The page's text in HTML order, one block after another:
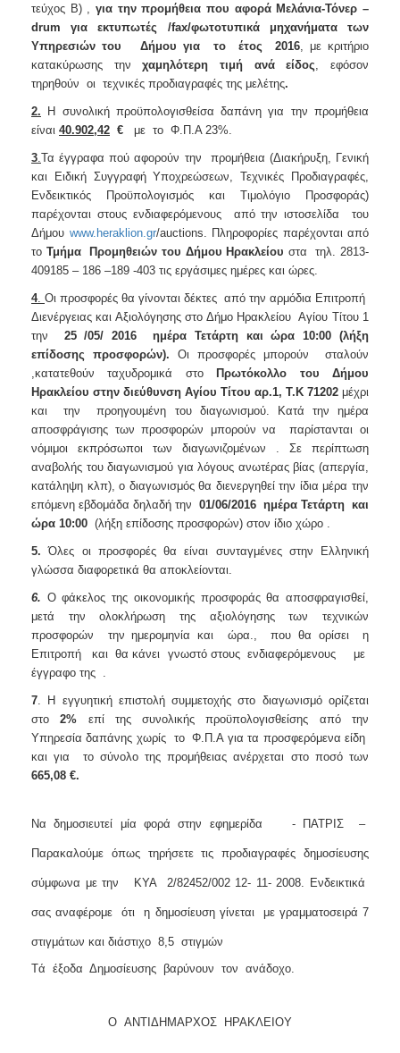
τεύχος B) , για την προμήθεια που αφοράΜελάνια-Τόνερ –
drum
για εκτυπωτές /fax/φωτοτυπικά
μηχανήματα των
Υπηρεσιώντου Δήμου για το έτος 2016, με κριτήριο
κατακύρωσης τηνχαμηλότερη τιμή ανά είδος , εφόσον
τηρηθούν οι τεχνικές προδιαγραφές της μελέτης.
2. Η συνολική προϋπολογισθείσα δαπάνη για την προμήθεια
είναι 40.902,42 € με το Φ.Π.Α 23%.
3 Τα έγγραφα πού αφορούν την προμήθεια (Διακήρυξη, Γενική
και Ειδική Συγγραφή Υποχρεώσεων, Τεχνικές Προδιαγραφές,
Ενδεικτικός Προϋπολογισμός και Τιμολόγιο Προσφοράς)
παρέχονται στους ενδιαφερόμενους από την ιστοσελίδα του
Δήμου www.heraklion.gr/auctions. Πληροφορίες παρέχονται από
το Τμήμα Προμηθειών του Δήμου Ηρακλείου στα τηλ. 2813-
409185 – 186 –189 -403 τις εργάσιμες ημέρες και ώρες.
4. Οι προσφορές θα γίνονται δέκτες από την αρμόδια Επιτροπή
Διενέργειας και Αξιολόγησης στο Δήμο Ηρακλείου Αγίου Τίτου 1
την
25 /05/ 2016 ημέρα Τετάρτη και ώρα 10:00 (λήξη
επίδοσης προσφορών). Οι προσφορές μπορούν σταλούν
,κατατεθούν ταχυδρομικά στοΠρωτόκολλο του Δήμου
Ηρακλείου στην διεύθυνση Αγίου Τίτου αρ.1, Τ.Κ 71202 μέχρι
και την προηγουμένη του διαγωνισμού. Κατά την ημέρα
αποσφράγισης των προσφορών μπορούν να παρίστανται οι
νόμιμοι εκπρόσωποι των διαγωνιζομένων . Σε περίπτωση
αναβολής του διαγωνισμού για λόγους ανωτέρας βίας (απεργία,
κατάληψη κλπ), ο διαγωνισμός θα διενεργηθεί την ίδια μέρα την
επόμενη εβδομάδα δηλαδή την 01/06/2016 ημέρα Τετάρτη και
ώρα 10:00 (λήξη επίδοσης προσφορών) στον ίδιο χώρο .
5. Όλες οι προσφορές θα είναι συνταγμένες στην Ελληνική
γλώσσα διαφορετικά θα αποκλείονται.
6. Ο φάκελος της οικονομικής προσφοράς θα αποσφραγισθεί,
μετά την ολοκλήρωση της αξιολόγησης των τεχνικών
προσφορών την ημερομηνία και ώρα., που θα ορίσει η
Επιτροπή και θα κάνει γνωστό στους ενδιαφερόμενους με
έγγραφο της .
7
H εγγυητική επιστολή συμμετοχής στο διαγωνισμό ορίζεται
στο2% επί της συνολικής προϋπολογισθείσης από την
Υπηρεσία δαπάνης χωρίς το Φ.Π.Α για τα προσφερόμενα είδη
και για το σύνολο της προμήθειας ανέρχεται στο ποσό των
665,08 €.
Να δημοσιευτεί μία φορά στην εφημερίδα - ΠΑΤΡΙΣ –
Παρακαλούμε όπως τηρήσετε τις προδιαγραφές δημοσίευσης
σύμφωνα με την ΚΥΑ 2/82452/002 12- 11- 2008. Ενδεικτικά
σας αναφέρομε ότι η δημοσίευση γίνεται με γραμματοσειρά 7
στιγμάτων και διάστιχο 8,5 στιγμών
Tά έξοδα Δημοσίευσης βαρύνουν τον ανάδοχο.
Ο ΑΝΤΙΔΗΜΑΡΧΟΣ ΗΡΑΚΛΕΙΟΥ